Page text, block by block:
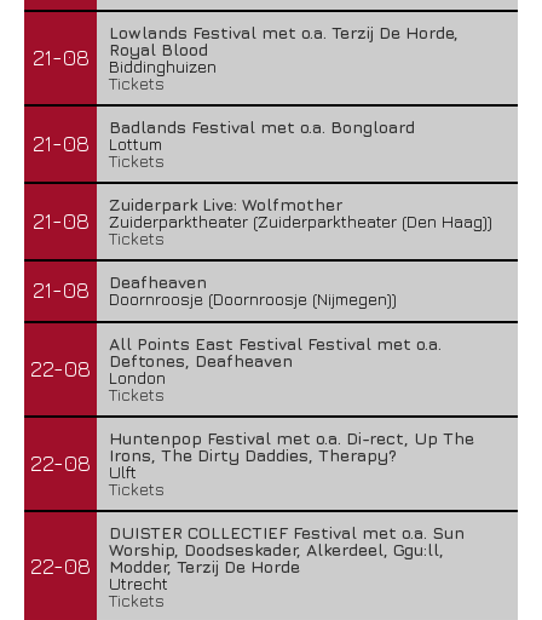
21-08
Lowlands Festival met o.a. Terzij De Horde,
Royal Blood
Biddinghuizen
Tickets
21-08
Badlands Festival met o.a. Bongloard
Lottum
Tickets
21-08
Zuiderpark Live: Wolfmother
Zuiderparktheater (Zuiderparktheater (Den Haag))
Tickets
21-08
Deafheaven
Doornroosje (Doornroosje (Nijmegen))
22-08
All Points East Festival Festival met o.a.
Deftones, Deafheaven
London
Tickets
22-08
Huntenpop Festival met o.a. Di-rect, Up The
Irons, The Dirty Daddies, Therapy?
Ulft
Tickets
22-08
DUISTER COLLECTIEF Festival met o.a. Sun
Worship, Doodseskader, Alkerdeel, Ggu:ll,
Modder, Terzij De Horde
Utrecht
Tickets